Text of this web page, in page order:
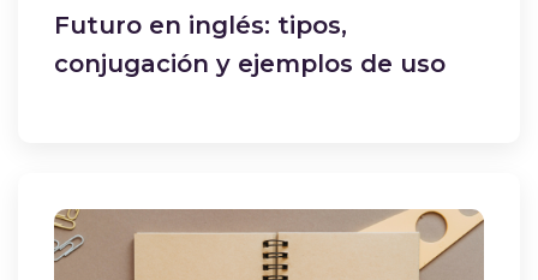
Futuro en inglés: tipos,
conjugación y ejemplos de uso